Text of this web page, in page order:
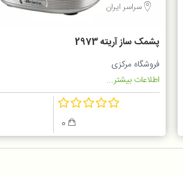
سراسر ایران
پشمک ساز آریته 2973
فروشگاه مرکزی
اطلاعات بیشتر...